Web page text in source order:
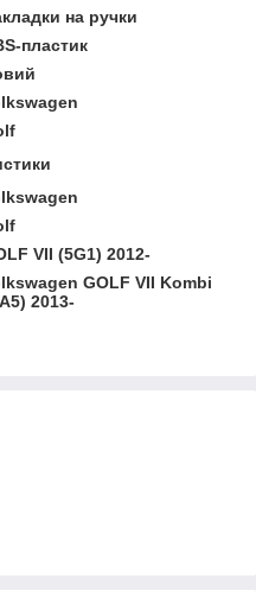
на ручки
пластик
VII (5G1) 2012-
GOLF VII Kombi
2013-